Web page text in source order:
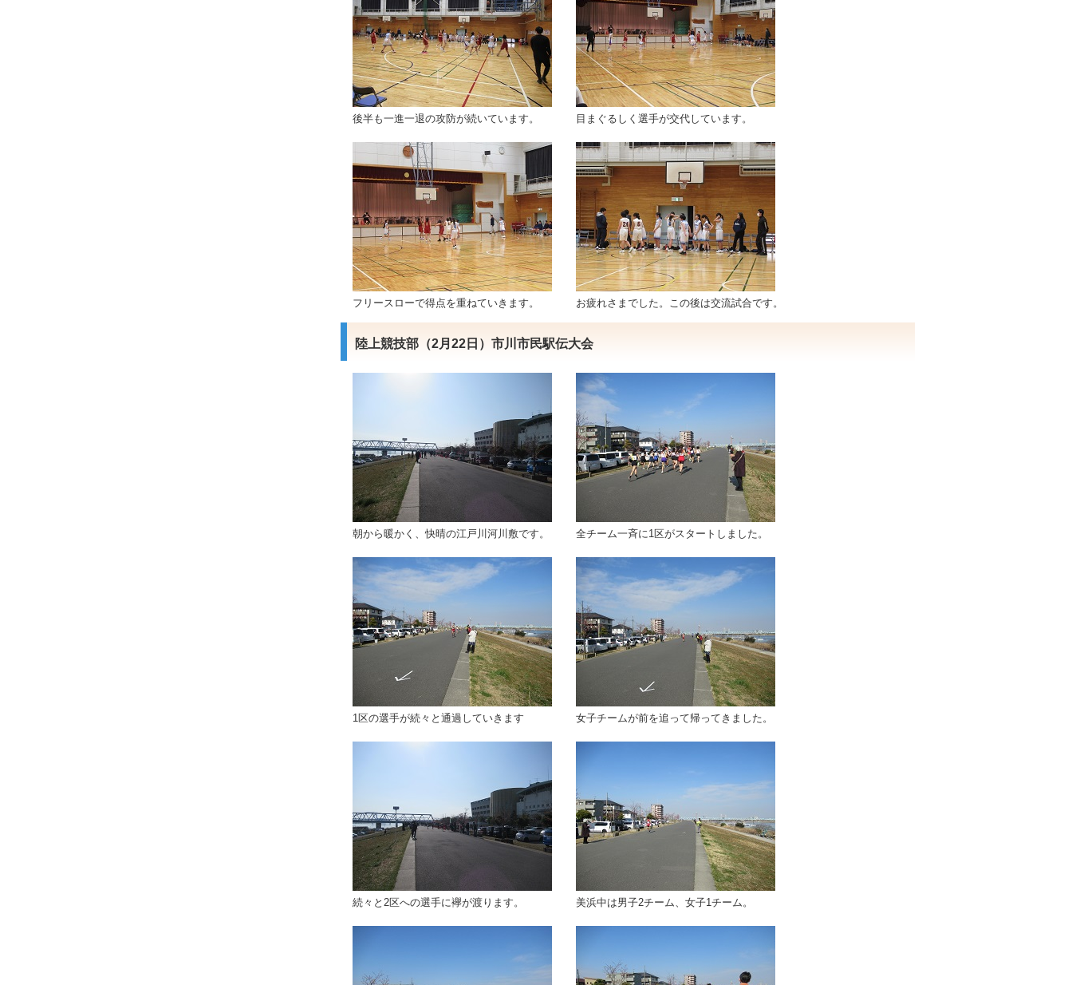
後半も一進一退の攻防が続いています。 目まぐるしく選手が交代しています。
フリースローで得点を重ねていきます。 お疲れさまでした。この後は交流試合です。
陸上競技部（2月22日）市川市民駅伝大会
朝から暖かく、快晴の江戸川河川敷です。 全チーム一斉に1区がスタートしました。
1区の選手が続々と通過していきます 女子チームが前を追って帰ってきました。
続々と2区への選手に襷が渡ります。 美浜中は男子2チーム、女子1チーム。